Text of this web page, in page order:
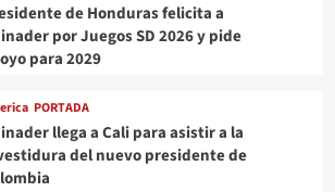
de Honduras felicita a
por Juegos SD 2026 y pide
para 2029
PORTADA
llega a Cali para asistir a la
del nuevo presidente de